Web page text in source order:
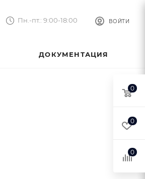
ВОЙТИ
Пн.-пт.: 9:00-18:00
ДОКУМЕНТАЦИЯ
0
0
0